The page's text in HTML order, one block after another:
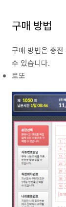
구매 방법
구매 방법은 충
수 있습니다.
로또